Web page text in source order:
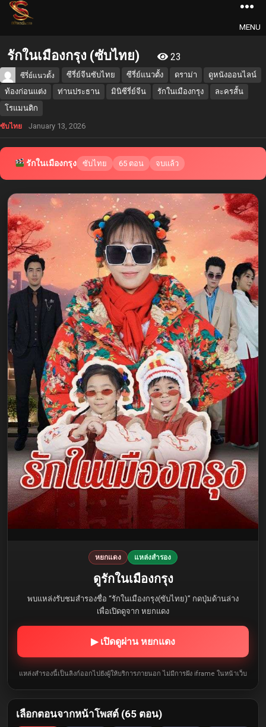
MENU
รักในเมืองกรุง (ซับไทย) 23
ซีรี่ย์แนวตั้ง ซีรี่ย์จีนซับไทย ซีรี่ย์แนวตั้ง ดราม่า
ดูหนังออนไลน์
ท้องก่อนแต่ง
ท่านประธาน มินิซีรี่ย์จีน รักในเมืองกรุง
ละครสั้น
โรแมนติก
ซับไทย January 13, 2026
รักในเมืองกรุง ซับไทย 65 ตอน จบแล้ว
หยกแดง แหล่งสำรอง
ดูรักในเมืองกรุง
พบแหล่งรับชมสำรองชื่อ “รักในเมืองกรุง(ซับไทย)” กดปุ่มด้านล่าง
เพื่อเปิดดูจาก หยกแดง
▶ เปิดดูผ่าน หยกแดง
แหล่งสำรองนี้เป็นลิงก์ออกไปยังผู้ให้บริการภายนอก ไม่มีการฝัง iframe ในหน้าเว็บ
เลือกตอนจากหน้าโพสต์ (65 ตอน)